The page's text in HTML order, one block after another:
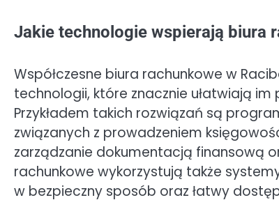
Jakie technologie wspierają biura
Współczesne biura rachunkowe w
technologii, które znacznie ułatwiają
Przykładem takich rozwiązań są
związanych z prowadzeniem
zarządzanie dokumentacją finansową
rachunkowe wykorzystują także
w bezpieczny sposób oraz łatwy